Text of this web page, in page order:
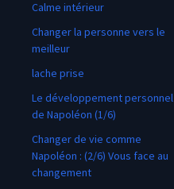
Calme intérieur
Changer la personne vers le
meilleur
lache prise
Le développement personnel
de Napoléon (1/6)
Changer de vie comme
Napoléon : (2/6) Vous face au
changement